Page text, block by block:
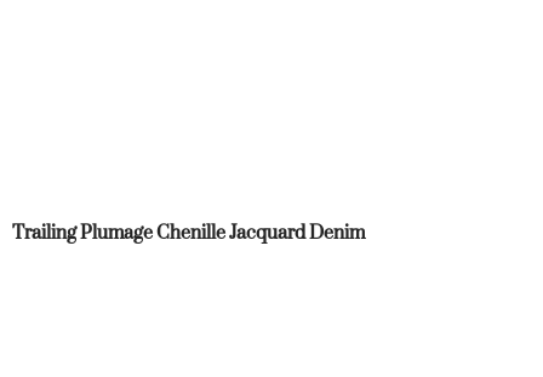
Trailing Plumage Chenille Jacquard Denim